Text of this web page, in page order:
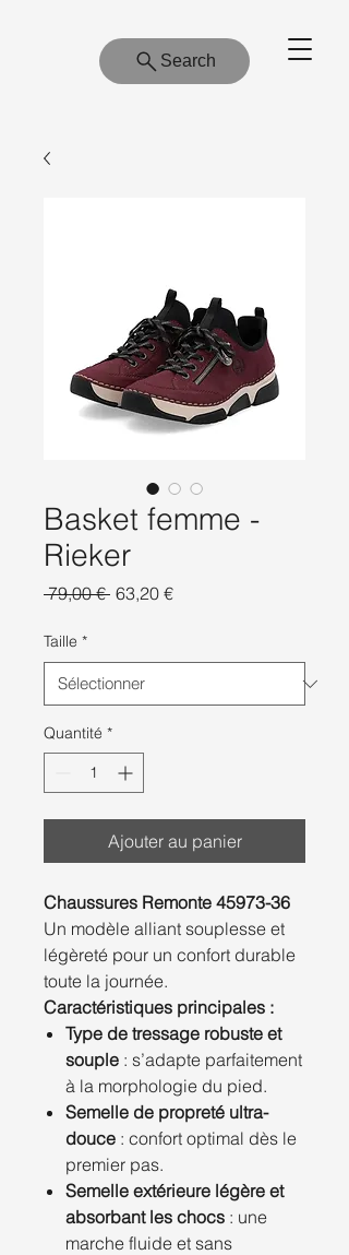
Search
Basket femme -
Rieker
79,00 € Prix
63,20 €Prix
Taille *
Quantité *
Ajouter au panier
Chaussures Remonte 45973-36
Un modèle alliant souplesse et
légèreté pour un confort durable
toute la journée.
Caractéristiques principales :
Type de tressage robuste et
souple : s’adapte parfaitement
à la morphologie du pied.
Semelle de propreté ultra-
douce : confort optimal dès le
premier pas.
Semelle extérieure légère et
absorbant les chocs : une
marche fluide et sans